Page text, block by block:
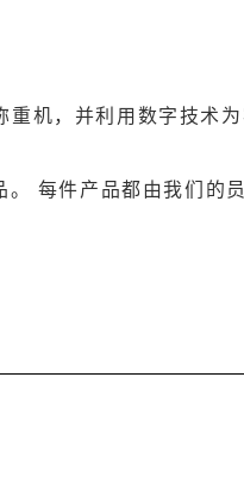
机，并利用数字技术
每件产品都由我们的员